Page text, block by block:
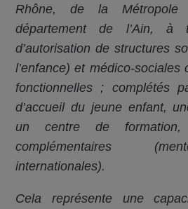
Rhône, de la
département de l’Ain, à
d’autorisation de structures
l’enfance) et médico-sociales
fonctionnelles ; complétés
d’accueil du jeune enfant,
un centre de
complémentaires
internationales).
Cela représente une